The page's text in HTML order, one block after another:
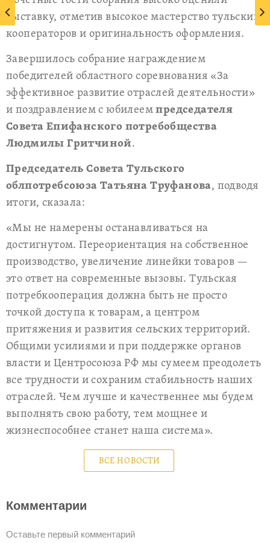
выставку, отметив высокое мастерство тульских
кооператоров и оригинальность оформления.
Завершилось собрание награждением
победителей областного соревнования «За
эффективное развитие отраслей деятельности»
и поздравлением с юбилеемпредседателя
Совета Епифанского потребобщества
Людмилы Гритчиной.
Председатель Совета Тульского
облпотребсоюза Татьяна Труфанова, подводя
итоги, сказала:
«Мы не намерены останавливаться на
достигнутом. Переориентация на собственное
производство, увеличение линейки товаров —
это ответ на современные вызовы. Тульская
потребкооперация должна быть не просто
точкой доступа к товарам, а центром
притяжения и развития сельских территорий.
Общими усилиями и при поддержке органов
власти и Центросоюза РФ мы сумеем преодолеть
все трудности и сохраним стабильность наших
отраслей. Чем лучше и качественнее мы будем
выполнять свою работу, тем мощнее и
жизнеспособнее станет наша система».
ВСЕ НОВОСТИ
Комментарии
Оставьте первый комментарий